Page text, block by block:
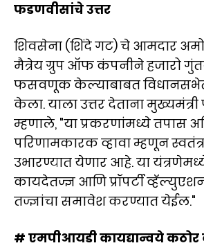
फडणवीसांचे उत्तर
शिवसेना (शिंदे गट) चे आमदार
मैत्रेय ग्रुप ऑफ कंपनीने हजारो
फसवणूक केल्याबाबत विधानसभेत
केला. याला उत्तर देताना
म्हणाले, "या प्रकरणांमध्ये तपास
परिणामकारक व्हावा म्हणून
उभारण्यात येणार आहे. या
कायदेतज्ज्ञ आणि प्रॉपर्टी व्हॅल्युएशन
तज्ज्ञांचा समावेश करण्यात येईल."
# एमपीआयडी कायद्यान्वये कठोर